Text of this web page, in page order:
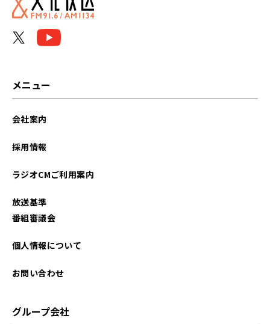
メニュー
会社案内
採用情報
ラジオCMご利用案内
放送基準
番組審議会
個人情報について
お問い合わせ
グループ会社